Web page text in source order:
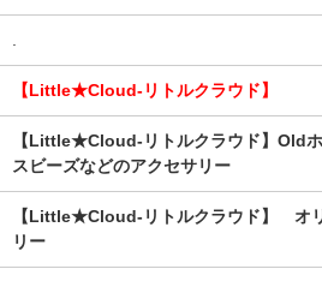
【Little★Cloud-リトルクラウド】
【Little★Cloud-リトルクラウド】Old
スビーズなどのアクセサリー
【Little★Cloud-リトルクラウド】 オ
リー